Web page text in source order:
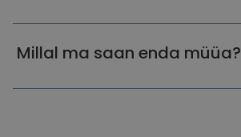
Millal ma saan enda müüa?